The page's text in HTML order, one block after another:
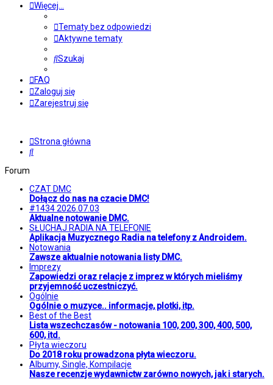
Więcej…
Tematy bez odpowiedzi
Aktywne tematy
Szukaj
FAQ
Zaloguj się
Zarejestruj się
Strona główna
Szukaj
Forum
CZAT DMC
Dołącz do nas na czacie DMC!
#1434 2026.07.03
Aktualne notowanie DMC.
SŁUCHAJ RADIA NA TELEFONIE
Aplikacja Muzycznego Radia na telefony z Androidem.
Notowania
Zawsze aktualnie notowania listy DMC.
Imprezy
Zapowiedzi oraz relacje z imprez w których mieliśmy
przyjemność uczestniczyć.
Ogólnie
Ogólnie o muzyce.. informacje, plotki, itp.
Best of the Best
Lista wszechczasów - notowania 100, 200, 300, 400, 500,
600, itd.
Płyta wieczoru
Do 2018 roku prowadzona płyta wieczoru.
Albumy, Single, Kompilacje
Nasze recenzje wydawnictw zarówno nowych, jak i starych.